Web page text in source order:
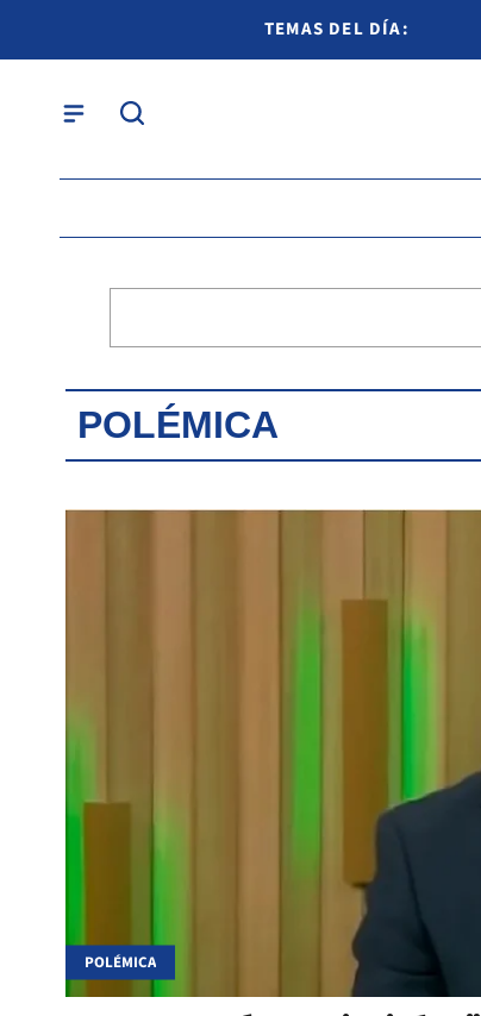
TEMAS DEL DÍA:
POLÉMICA
POLÉMICA